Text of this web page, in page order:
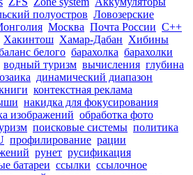
полуостров Ловозерские
Москва Почта России С++
Хакинтош Хамар-Дабан Хибины
белого барахолка барахолки
водный туризм вычисления глубина
динамический диапазон
контекстная реклама
накидка для фокусирования
изображений обработка фото
поисковые системы политика
профилирование рации
рунет русификация
батареи ссылки ссылочное